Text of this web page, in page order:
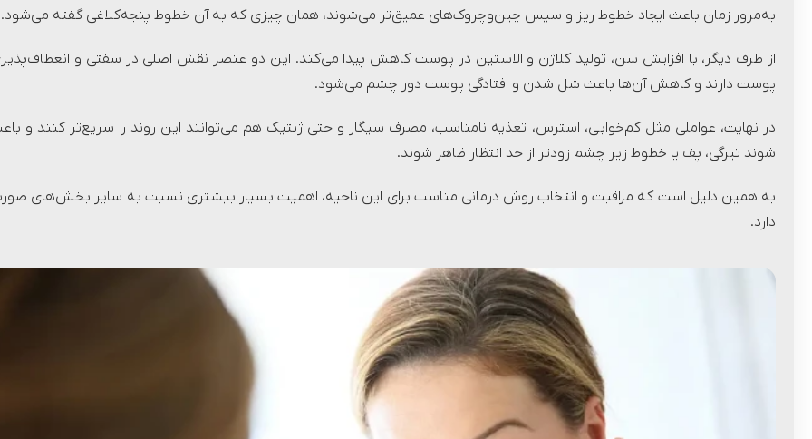
به‌مرور زمان باعث ایجاد خطوط ریز و سپس چین‌وچروک‌های عمیق‌تر می‌شوند، همان چیزی که به آن خطوط پنجه‌کلاغی گفته می‌شود.
از طرف دیگر، با افزایش سن، تولید کلاژن و الاستین در پوست کاهش پیدا می‌کند. این دو عنصر نقش اصلی در سفتی و
پوست دارند و کاهش آن‌ها باعث شل شدن و افتادگی پوست دور چشم می‌شود.
در نهایت، عواملی مثل کم‌خوابی، استرس، تغذیه نامناسب، مصرف سیگار و حتی ژنتیک هم می‌توانند این روند را سریع‌تر کنند و
شوند تیرگی، پف یا خطوط زیر چشم زودتر از حد انتظار ظاهر شوند.
به همین دلیل است که مراقبت و انتخاب روش درمانی مناسب برای این ناحیه، اهمیت بسیار بیشتری نسبت به سایر بخش‌های
دارد.